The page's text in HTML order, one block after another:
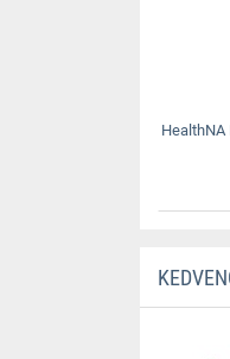
HealthNA